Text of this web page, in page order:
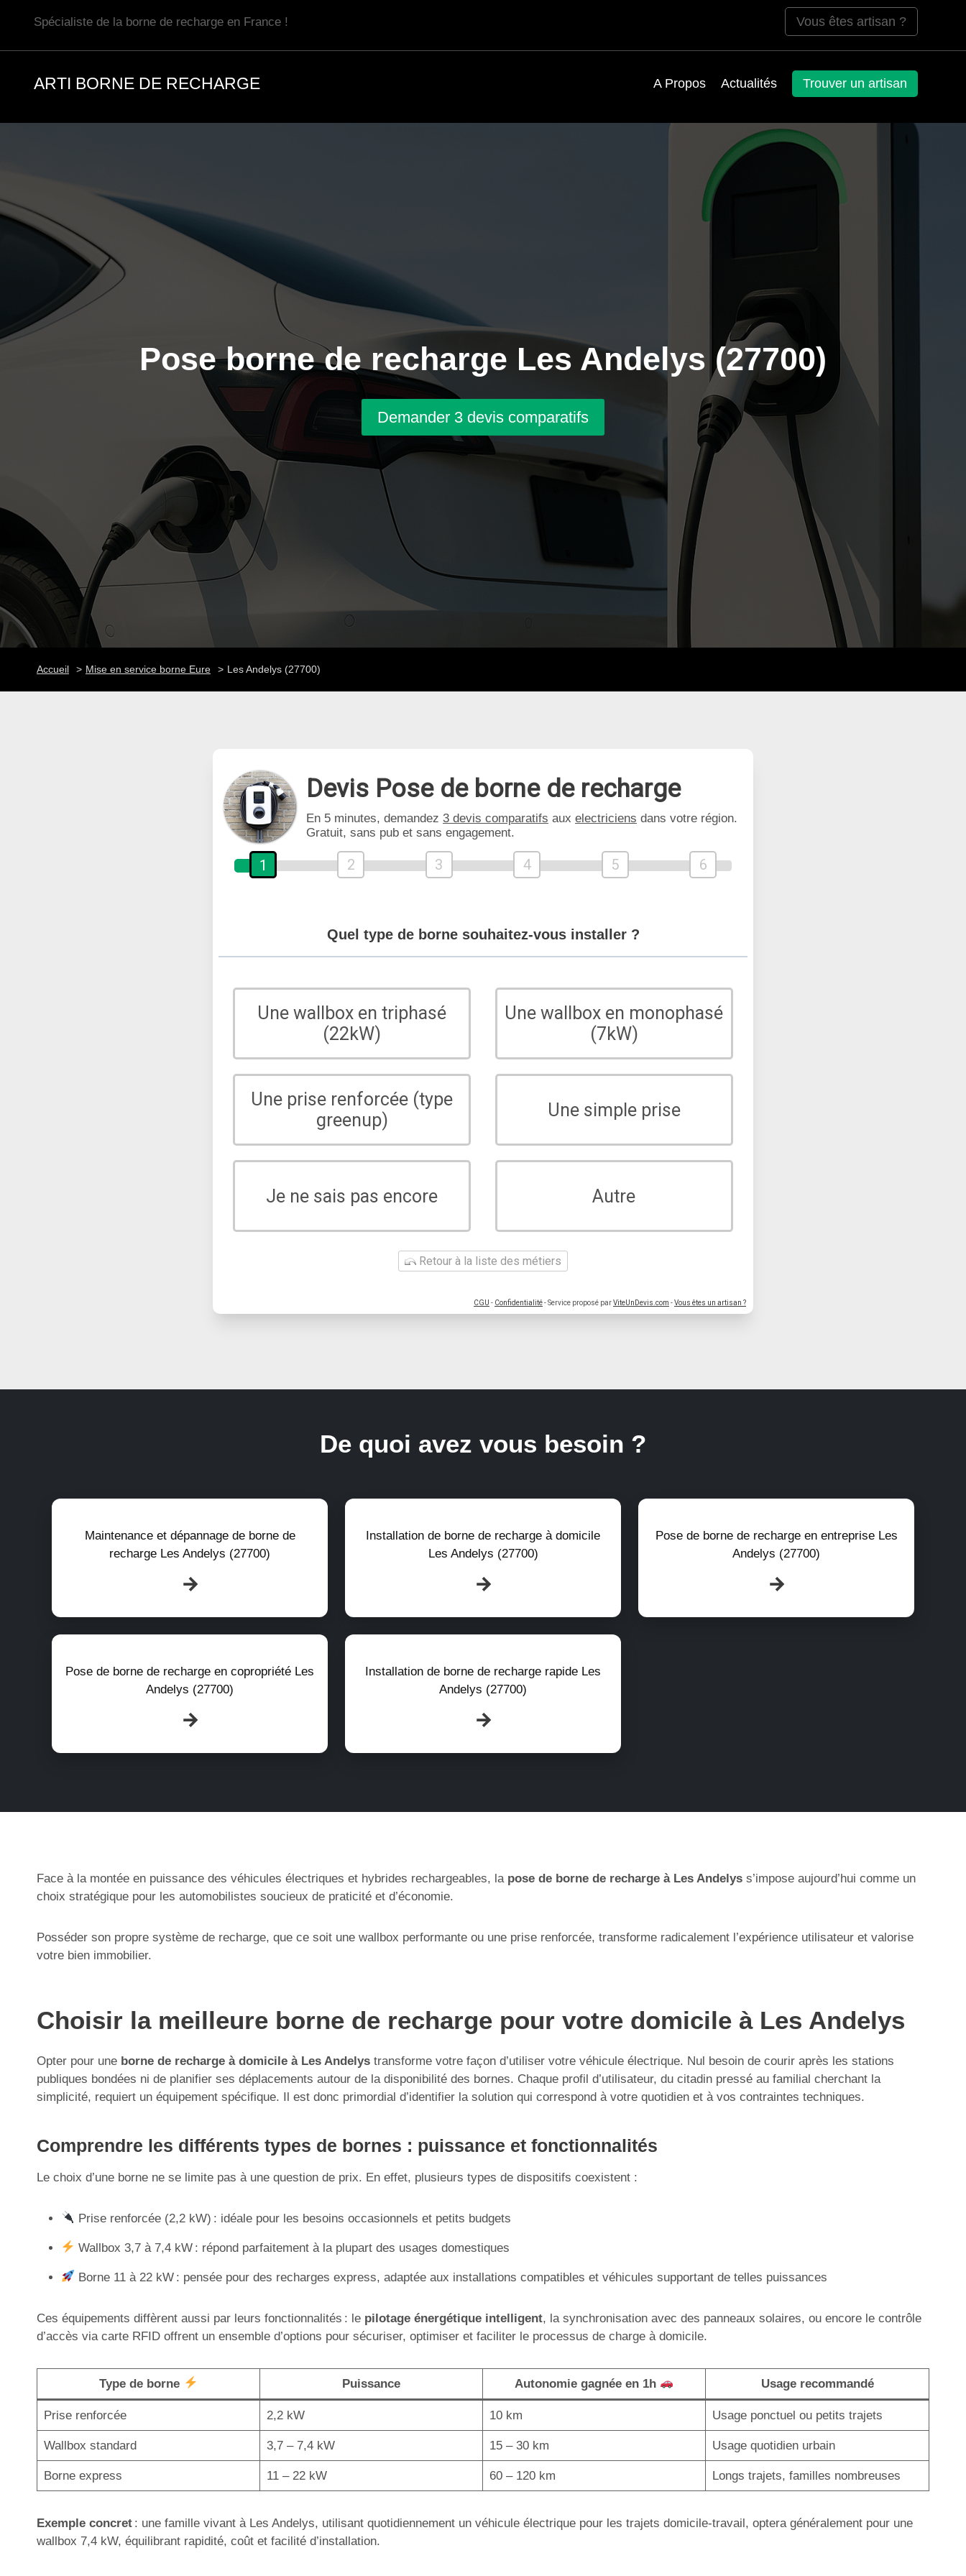
Spécialiste de la borne de recharge en France ! Vous êtes artisan ?
ARTI BORNE DE RECHARGE A Propos Actualités Trouver un artisan
Pose borne de recharge Les Andelys (27700)
Demander 3 devis comparatifs
Accueil Mise en service borne Eure Les Andelys (27700)
Devis Pose de borne de recharge
En 5 minutes, demandez 3 devis comparatifs aux electriciens dans votre région.
Gratuit, sans pub et sans engagement.
1 2 3 4 5 6
Quel type de borne souhaitez-vous installer ?
Une wallbox en triphasé
(22kW)
Une wallbox en monophasé
(7kW)
Une prise renforcée (type
greenup)
Une simple prise
Je ne sais pas encore Autre
Retour à la liste des métiers
CGU - Confidentialité- Service proposé parViteUnDevis.com -Vous êtes un artisan ?
De quoi avez vous besoin ?
Maintenance et dépannage de borne de
recharge Les Andelys (27700)
Installation de borne de recharge à domicile
Les Andelys (27700)
Pose de borne de recharge en entreprise Les
Andelys (27700)
Pose de borne de recharge en copropriété Les
Andelys (27700)
Installation de borne de recharge rapide Les
Andelys (27700)
Face à la montée en puissance des véhicules électriques et hybrides rechargeables, la pose de borne de recharge à Les Andelys s’impose aujourd’hui comme un
choix stratégique pour les automobilistes soucieux de praticité et d’économie.
Posséder son propre système de recharge, que ce soit une wallbox performante ou une prise renforcée, transforme radicalement l’expérience utilisateur et valorise
votre bien immobilier.
Choisir la meilleure borne de recharge pour votre domicile à Les Andelys
Opter pour une borne de recharge à domicile à Les Andelys transforme votre façon d’utiliser votre véhicule électrique. Nul besoin de courir après les stations
publiques bondées ni de planifier ses déplacements autour de la disponibilité des bornes. Chaque profil d’utilisateur, du citadin pressé au familial cherchant la
simplicité, requiert un équipement spécifique. Il est donc primordial d’identifier la solution qui correspond à votre quotidien et à vos contraintes techniques.
Comprendre les différents types de bornes : puissance et fonctionnalités
Le choix d’une borne ne se limite pas à une question de prix. En effet, plusieurs types de dispositifs coexistent :
Prise renforcée (2,2 kW) : idéale pour les besoins occasionnels et petits budgets
Wallbox 3,7 à 7,4 kW : répond parfaitement à la plupart des usages domestiques
Borne 11 à 22 kW : pensée pour des recharges express, adaptée aux installations compatibles et véhicules supportant de telles puissances
Ces équipements diffèrent aussi par leurs fonctionnalités : le pilotage énergétique intelligent, la synchronisation avec des panneaux solaires, ou encore le contrôle
d’accès via carte RFID offrent un ensemble d’options pour sécuriser, optimiser et faciliter le processus de charge à domicile.
Type de borne Puissance Autonomie gagnée en 1h Usage recommandé
Prise renforcée 2,2 kW 10 km Usage ponctuel ou petits trajets
Wallbox standard 3,7 – 7,4 kW 15 – 30 km Usage quotidien urbain
Borne express 11 – 22 kW 60 – 120 km Longs trajets, familles nombreuses
Exemple concret : une famille vivant à Les Andelys, utilisant quotidiennement un véhicule électrique pour les trajets domicile-travail, optera généralement pour une
wallbox 7,4 kW, équilibrant rapidité, coût et facilité d’installation.